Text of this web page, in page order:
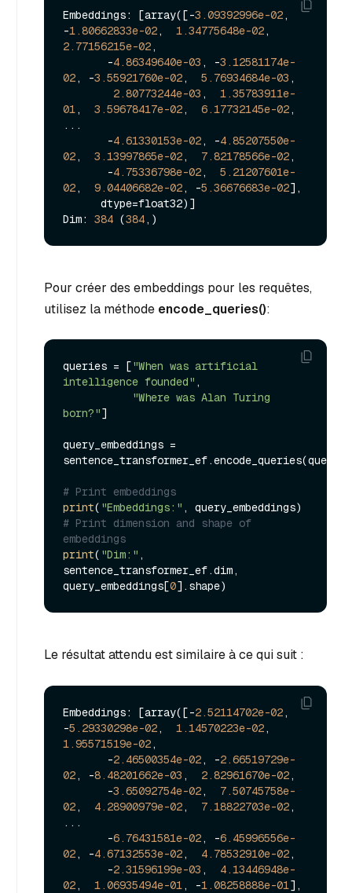
Embeddings: [array([-3.09392996e-02,
-1.80662833e-02, 1.34775648e-02
2.77156215e-02,
       -
4.86349640e-03 , -3.12581174e-
02, -3.55921760e-02, 5.76934684e-03 ,
2.80773244e-03 , 1.35783911e-
01, 3.59678417e-02, 6.17732145e-02,
...
       -
4.61330153e-02, -4.85207550e-
02, 3.13997865e-02, 7.82178566e-02,
       -
4.75336798e-02, 5.21207601e-
02, 9.04406682e-02, -5.36676683e-02],
Dim: 384 (384
Pour créer des embeddings pour les requêtes,
utilisez la méthode encode_queries():
queries = ["When was artificial
intelligence founded" ,
"Where was Alan Turing
born?"]
query_embeddings =
# Print embeddings
print( "Embeddings:"
# Print dimension and shape of
embeddings
print( "Dim:" ,
sentence_transformer_ef.dim,
query_embeddings[0
Le résultat attendu est similaire à ce qui suit :
Embeddings: [array([-2.52114702e-02,
-5.29330298e-02, 1.14570223e-02
1.95571519e-02,
       -
2.46500354e-02, -2.66519729e-
02, -8.48201662e-03 , 2.82961670e-02,
       -
3.65092754e-02, 7.50745758e-
02, 4.28900979e-02, 7.18822703e-02,
...
       -
6.76431581e-02, -6.45996556e-
02, -4.67132553e-02, 4.78532910e-02,
       -
2.31596199e-03 , 4.13446948e-
02, 1.06935494e-01, -1.08258888e-01],